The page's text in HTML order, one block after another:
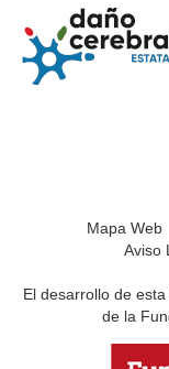
Mapa Web
Aviso
El desarrollo de
de la